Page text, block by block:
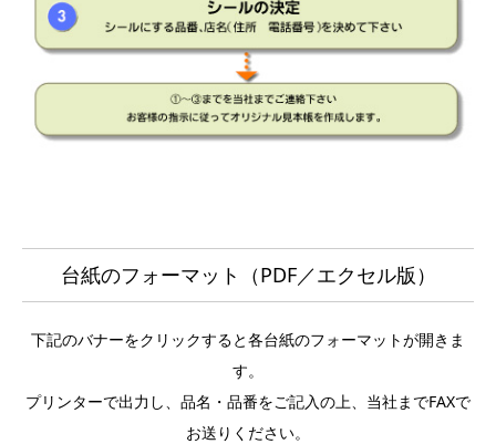
台紙のフォーマット（PDF／エクセル版）
下記のバナーをクリックすると各台紙のフォーマットが開きま
す。
プリンターで出力し、品名・品番をご記入の上、当社までFAXで
お送りください。